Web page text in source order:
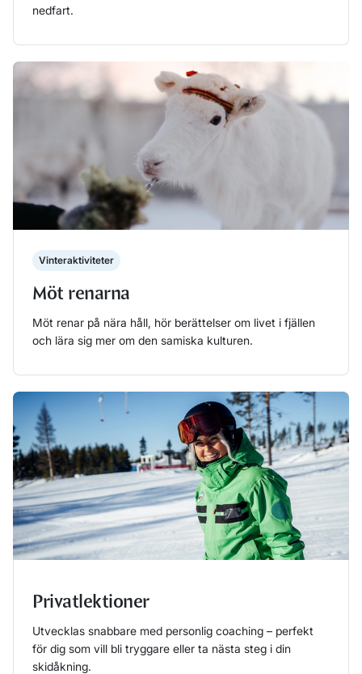
nedfart.
Vinteraktiviteter
Möt renarna
Möt renar på nära håll, hör berättelser om livet i fjällen
och lära sig mer om den samiska kulturen.
Privatlektioner
Utvecklas snabbare med personlig coaching – perfekt
för dig som vill bli tryggare eller ta nästa steg i din
skidåkning.